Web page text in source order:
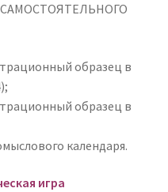
САМОСТОЯТЕЛЬНОГО
образец в
образец в
календаря.
игра